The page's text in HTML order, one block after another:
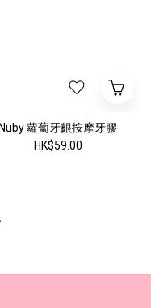
Nuby 蘿蔔牙齦按摩牙膠
HK$59.00